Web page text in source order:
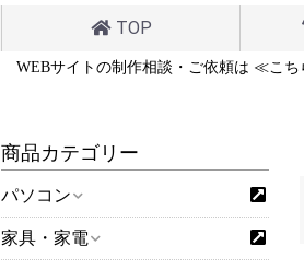
TOP
WEBサイトの制作相談・ご依頼は ≪こち
商品カテゴリー
パソコン
家具・家電